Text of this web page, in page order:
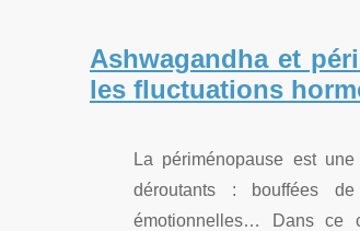
Ashwagandha et
les fluctuations
La périménopause est
déroutants : bouffées de
émotionnelles… Dans ce